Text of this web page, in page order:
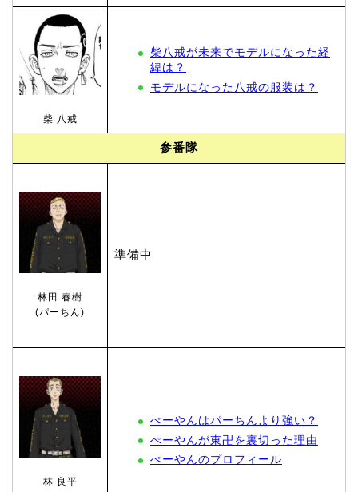
柴 八戒
柴八戒が未来でモデルになった経
緯は？
モデルになった八戒の服装は？
参番隊
林田 春樹
(パーちん)
準備中
林 良平
ぺーやんはパーちんより強い？
ぺーやんが東卍を裏切った理由
ぺーやんのプロフィール